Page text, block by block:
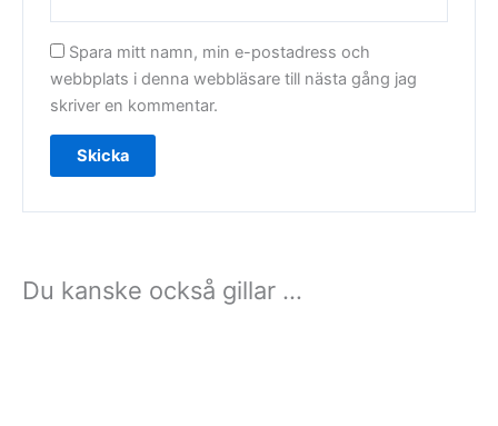
Spara mitt namn, min e-postadress och
webbplats i denna webbläsare till nästa gång jag
skriver en kommentar.
Du kanske också gillar …